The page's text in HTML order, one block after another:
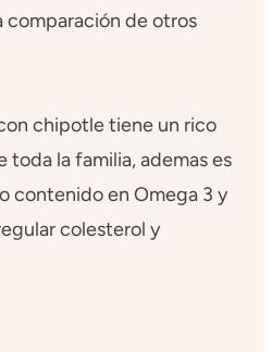
de otros
chipotle tiene un rico
toda la familia, ademas es
contenido en Omega 3 y
colesterol y